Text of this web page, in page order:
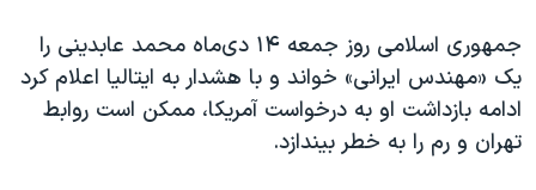
دادگاه حمید نوری
چهل سال گروگان‌گیری
قانون شفافیت دارائی کادر رهبری ایران
جمهوری اسلامی روز جمعه ۱۴ دی‌ماه محمد عابدینی را
یک «مهندس ایرانی» خواند و با هشدار به ایتالیا اعلام کرد
ادامه بازداشت او به درخواست آمریکا، ممکن است روابط
تهران و رم را به خطر بیندازد.